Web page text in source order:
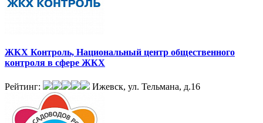
ЖКХ Контроль, Национальный центр общественного
контроля в сфере ЖКХ
Рейтинг: Ижевск, ул. Тельмана, д.16